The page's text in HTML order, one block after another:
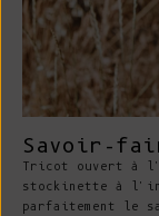
Savoir-
Tricot ouvert à
stockinette à
parfaitement le